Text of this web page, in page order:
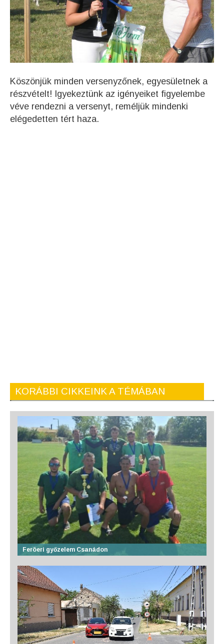
Köszönjük minden versenyzőnek, egyesületnek a
részvételt! Igyekeztünk az igényeiket figyelembe
véve rendezni a versenyt, reméljük mindenki
elégedetten tért haza.
KORÁBBI CIKKEINK A TÉMÁBAN
Feröeri győzelem Csanádon